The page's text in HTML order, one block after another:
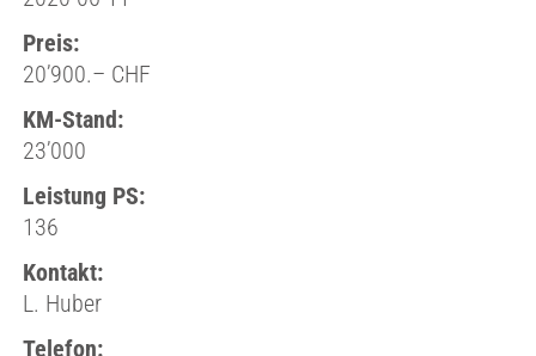
Preis:
20’900.– CHF
KM-Stand:
23’000
Leistung PS:
136
Kontakt:
L. Huber
Telefon: